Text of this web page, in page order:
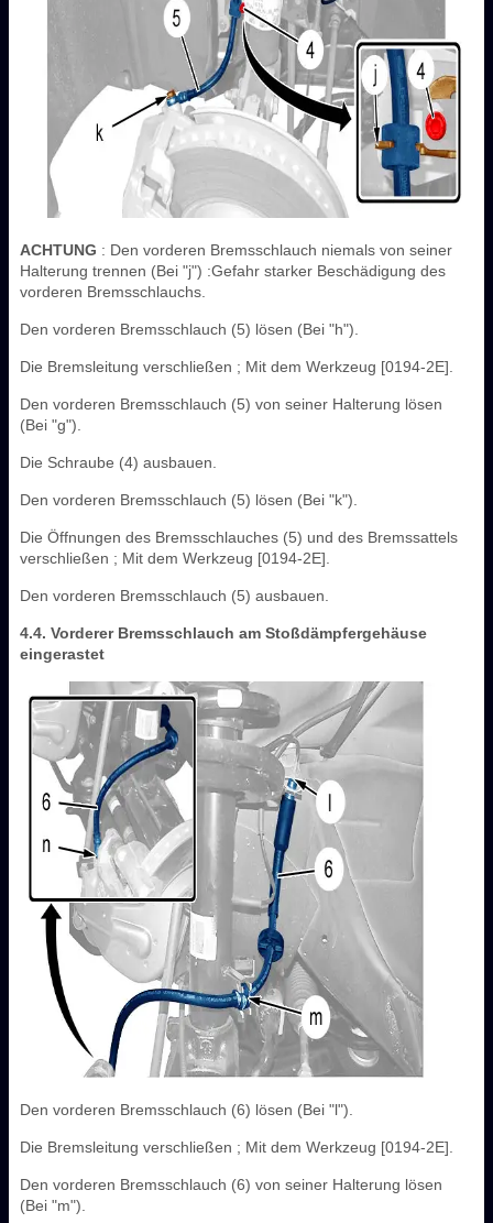
ACHTUNG : Den vorderen Bremsschlauch niemals von seiner
Halterung trennen (Bei "j") :Gefahr starker Beschädigung des
vorderen Bremsschlauchs.
Den vorderen Bremsschlauch (5) lösen (Bei "h").
Die Bremsleitung verschließen ; Mit dem Werkzeug [0194-2E].
Den vorderen Bremsschlauch (5) von seiner Halterung lösen
(Bei "g").
Die Schraube (4) ausbauen.
Den vorderen Bremsschlauch (5) lösen (Bei "k").
Die Öffnungen des Bremsschlauches (5) und des Bremssattels
verschließen ; Mit dem Werkzeug [0194-2E].
Den vorderen Bremsschlauch (5) ausbauen.
4.4. Vorderer Bremsschlauch am Stoßdämpfergehäuse
eingerastet
Den vorderen Bremsschlauch (6) lösen (Bei "l").
Die Bremsleitung verschließen ; Mit dem Werkzeug [0194-2E].
Den vorderen Bremsschlauch (6) von seiner Halterung lösen
(Bei "m").